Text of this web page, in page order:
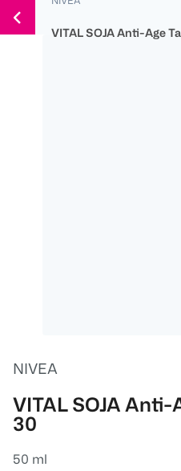
150 Ös
300 Ös
500 Ös
Weiter
zum
VITAL SOJA Anti-Age
NIVEA
VITAL SOJA Anti-
30
50 ml